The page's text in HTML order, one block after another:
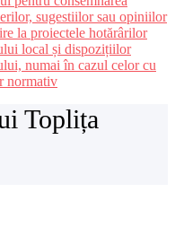
sugestiilor sau opiniilor
la proiectele hotărârilor
local și dispozițiilor
numai în cazul celor cu
normativ
Toplița